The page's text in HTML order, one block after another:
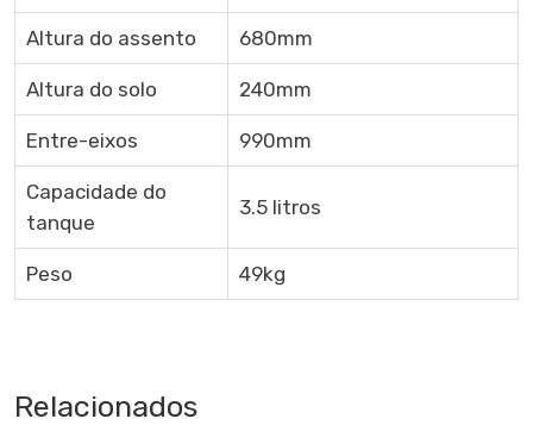
Altura do assento 680mm
Altura do solo 240mm
Entre-eixos 990mm
Capacidade do
tanque
3.5 litros
Peso 49kg
Relacionados